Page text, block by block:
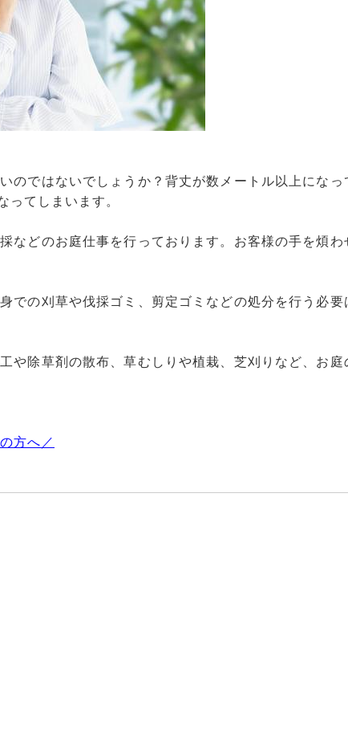
のではないでしょうか？背丈が数メートル以上になっ
ってしまいます。
などのお庭仕事を行っております。お客様の手を煩わ
での刈草や伐採ゴミ、剪定ゴミなどの処分を行う必要
や除草剤の散布、草むしりや植栽、芝刈りなど、お庭
方へ／